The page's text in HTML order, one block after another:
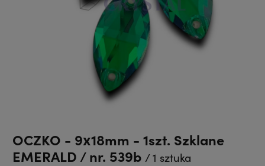
OCZKO - 9x18mm - 1szt. Szklane
EMERALD / nr. 539b / 1 sztuka